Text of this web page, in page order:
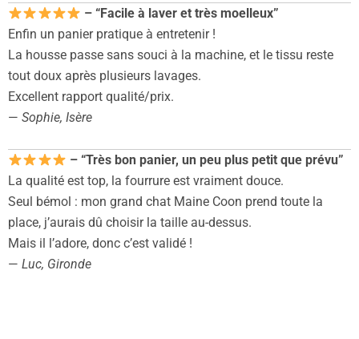
– “Facile à laver et très moelleux”
Enfin un panier pratique à entretenir !
La housse passe sans souci à la machine, et le tissu reste
tout doux après plusieurs lavages.
Excellent rapport qualité/prix.
— Sophie, Isère
– “Très bon panier, un peu plus petit que prévu”
La qualité est top, la fourrure est vraiment douce.
Seul bémol : mon grand chat Maine Coon prend toute la
place, j’aurais dû choisir la taille au-dessus.
Mais il l’adore, donc c’est validé !
— Luc, Gironde